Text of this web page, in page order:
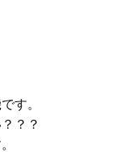
す。
？？